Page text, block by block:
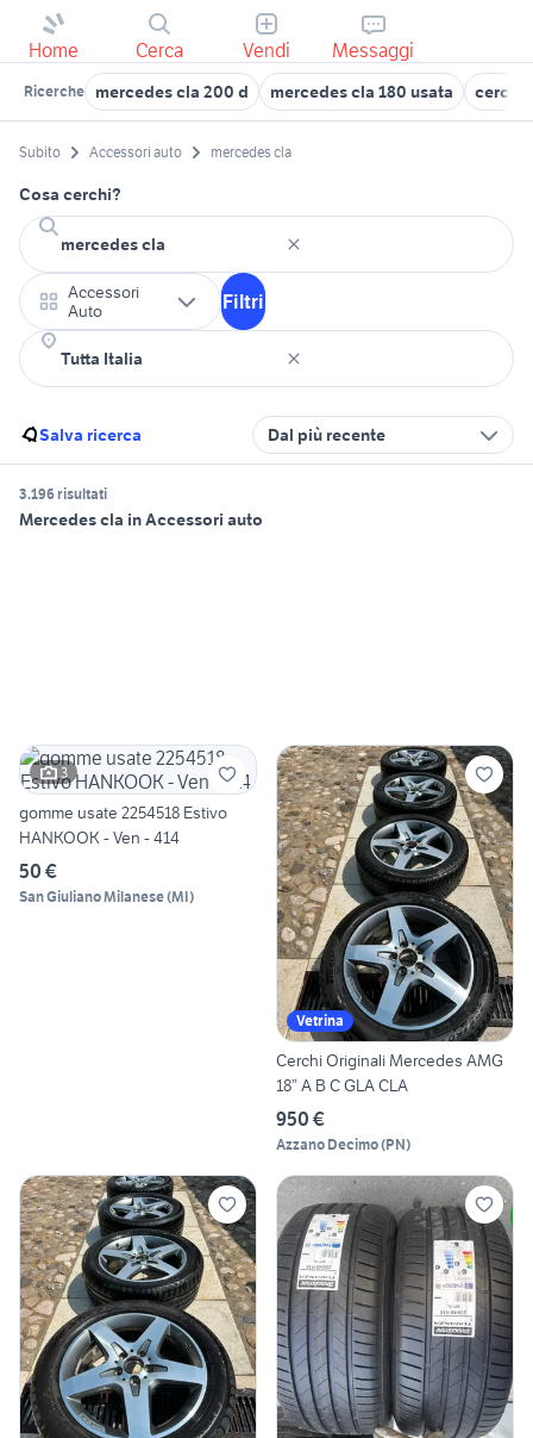
Home Cerca Vendi Messaggi
Ricerche mercedes cla 200 d mercedes cla 180 usata cerchi
Subito Accessori auto mercedes cla
Cosa cerchi?
Accessori
Auto
Filtri
Salva ricerca Dal più recente
3.196 risultati
Mercedes cla in Accessori auto
3
gomme usate 2254518 Estivo
HANKOOK - Ven - 414
50 €
San Giuliano Milanese(MI)
Vetrina
Cerchi Originali Mercedes AMG
18” A B C GLA CLA
950 €
Azzano Decimo(PN)